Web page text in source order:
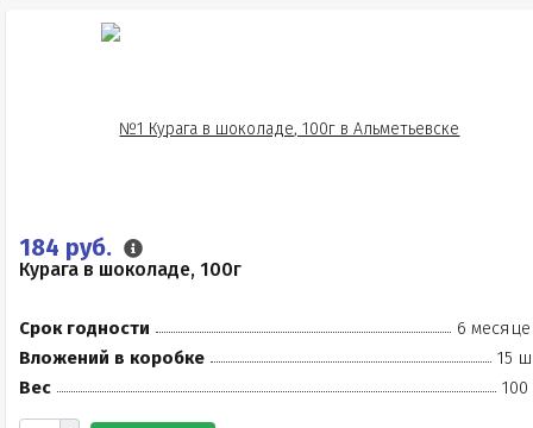
184 руб.
Курага в шоколаде, 100г
Срок годности
6
Вложений в коробке
15
Вес
100